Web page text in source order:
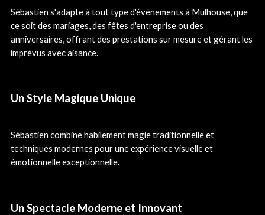
Sébastien s'adapte à tout type d'événements à Mulhouse, que
ce soit des mariages, des fêtes d'entreprise ou des
anniversaires, offrant des prestations sur mesure et gérant les
imprévus avec aisance.
Un Style Magique Unique
Sébastien combine habilement magie traditionnelle et
techniques modernes pour une expérience visuelle et
émotionnelle exceptionnelle.
Un Spectacle Moderne et Innovant